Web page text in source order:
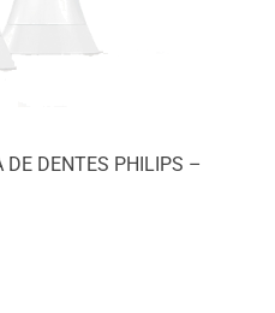
DE DENTES PHILIPS –